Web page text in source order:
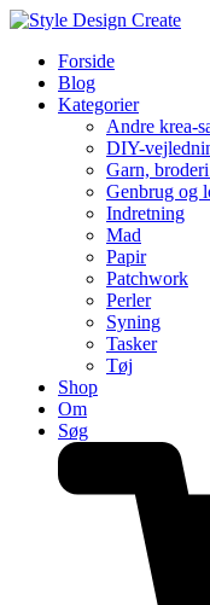
Forside
Blog
Kategorier
Andre krea-
DIY-
Garn,
Genbrug og
Indretning
Mad
Papir
Patchwork
Perler
Syning
Tasker
Tøj
Shop
Om
Søg